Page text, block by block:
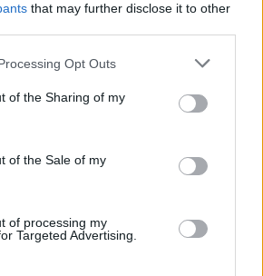
that may further disclose it to other
website/app uses one or more Google
or usage behaviour. You may click to
to Google and its third-party tags to
specified purposes in below Google
Opt Outs
of the Sharing of my
of the Sale of my
of processing my
Targeted Advertising.
στο Google Newsκαι μάθετε
από την Ελλάδα και τον κόσμο.